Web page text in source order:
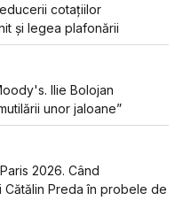
cotațiilor
și legea plafonării
Ilie Bolojan
unor jaloane”
2026. Când
Preda în probele de